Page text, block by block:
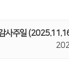
사주일